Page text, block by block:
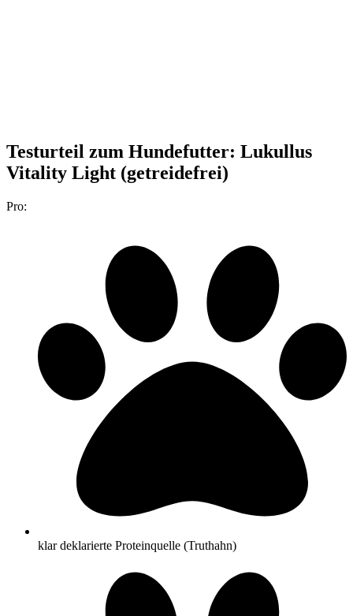
Testurteil zum Hundefutter: Lukullus
Vitality Light (getreidefrei)
Pro:
klar deklarierte Proteinquelle (Truthahn)